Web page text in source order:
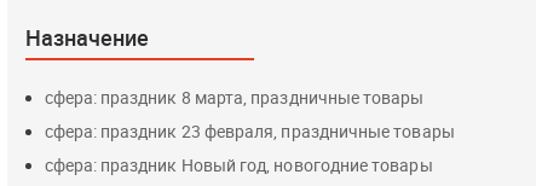
Назначение
сфера: праздник 8 марта, праздничные товары
сфера: праздник 23 февраля, праздничные товары
сфера: праздник Новый год, новогодние товары